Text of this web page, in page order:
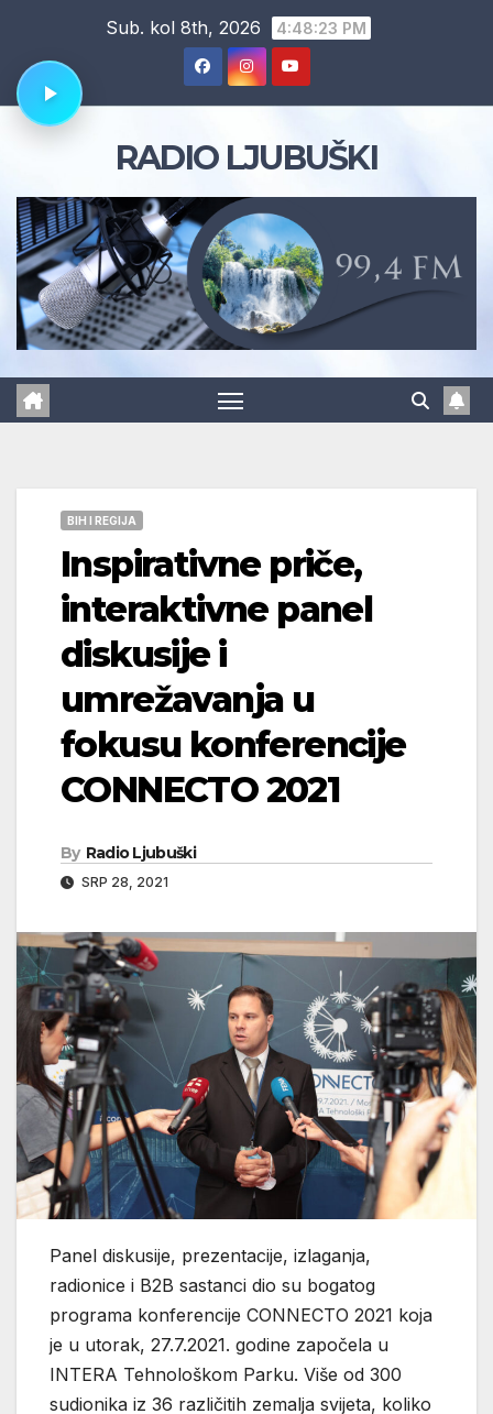
content
Sub. kol 8th, 2026 4:48:24 PM
RADIO LJUBUŠKI
BIH I REGIJA
Inspirativne priče,
interaktivne panel
diskusije i
umrežavanja u
fokusu konferencije
CONNECTO 2021
By Radio Ljubuški
SRP 28, 2021
Panel diskusije, prezentacije, izlaganja,
radionice i B2B sastanci dio su bogatog
programa konferencije CONNECTO 2021 koja
je u utorak, 27.7.2021. godine započela u
INTERA Tehnološkom Parku. Više od 300
sudionika iz 36 različitih zemalja svijeta, koliko